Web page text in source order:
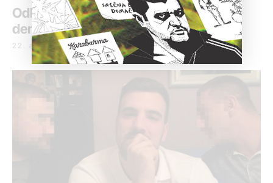
Odloženo suđenje optuženima za
demoliranje kluba „Komitet“
22. april 2019.